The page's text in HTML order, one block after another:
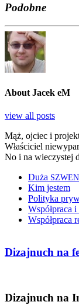
Podobne
About Jacek eM
view all posts
Mąż, ojciec i
Właściciel
No i na wieczystej
Duża
Kim jestem
Polityka
Współpraca
Współpraca
Dizajnuch na
Dizajnuch na